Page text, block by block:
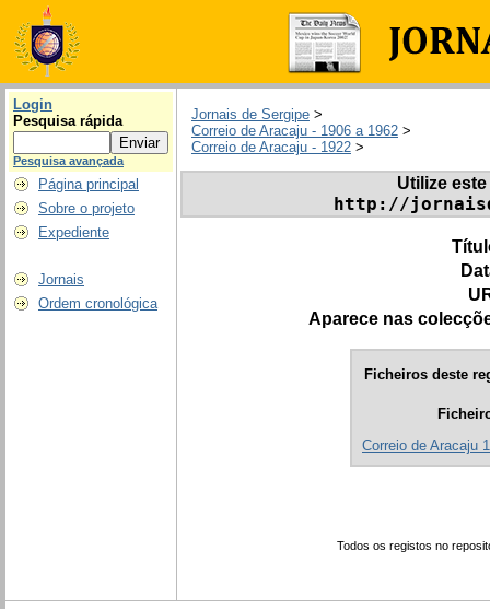
Login
Pesquisa rápida
Pesquisa avançada
Página principal
Sobre o projeto
Expediente
Jornais
Ordem cronológica
Jornais de Sergipe >
Correio de Aracaju - 1906 a 1962 >
Correio de Aracaju - 1922 >
Utilize
http://
Aparece nas
Ficheiros deste
Correio de Aracaju
Todos os registos no